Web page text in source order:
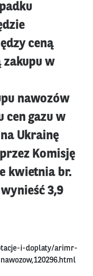
ceną
zakupu w
nawozów
cen gazu w
Ukrainę
Komisję
kwietnia br.
3,9
i-doplaty/arimr-